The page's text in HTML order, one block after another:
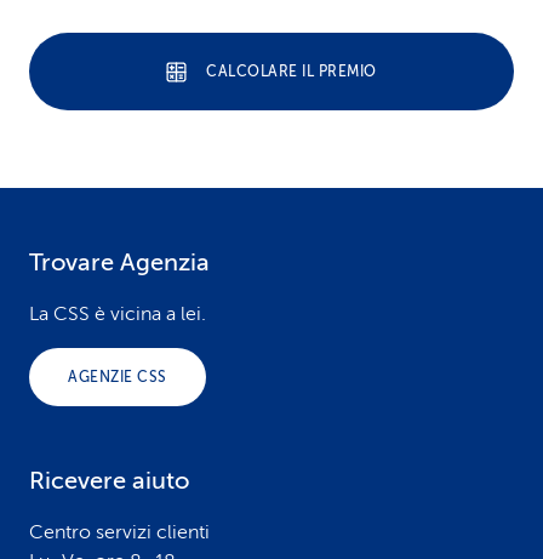
CALCOLARE IL PREMIO
Trovare Agenzia
La CSS è vicina a lei.
AGENZIE CSS
Ricevere aiuto
Centro servizi clienti